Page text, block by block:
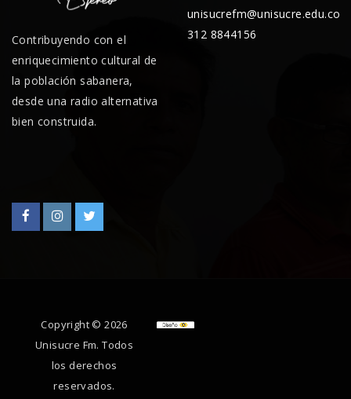
Contribuyendo con el
enriquecimiento cultural de
la población sabanera,
desde una radio alternativa
bien construida.
unisucrefm@unisucre.edu.co
312 8844156
Copyright © 2026
Unisucre Fm. Todos
los derechos
reservados.